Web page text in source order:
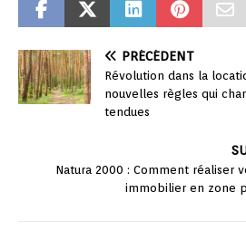
PRÉCÉDENT
Révolution dans la
nouvelles règles qui
tendues
Natura 2000 : Comment réaliser
immobilier en zone